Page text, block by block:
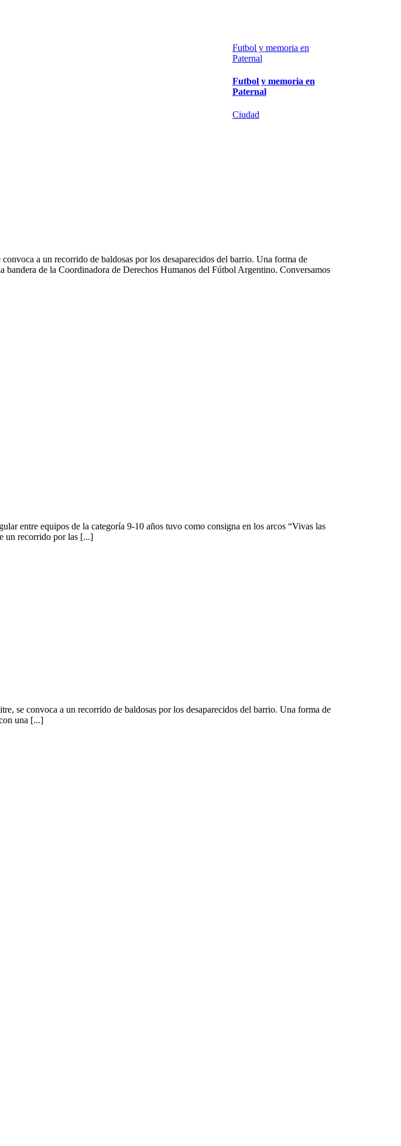
Futbol y memoria en
Paternal
Futbol y memoria en
Paternal
Ciudad
a un recorrido de baldosas por los desaparecidos del barrio. Una forma de
de la Coordinadora de Derechos Humanos del Fútbol Argentino. Conversamos
entre equipos de la categoría 9-10 años tuvo como consigna en los arcos “Vivas las
un recorrido por las [...]
se convoca a un recorrido de baldosas por los desaparecidos del barrio. Una forma de
una [...]